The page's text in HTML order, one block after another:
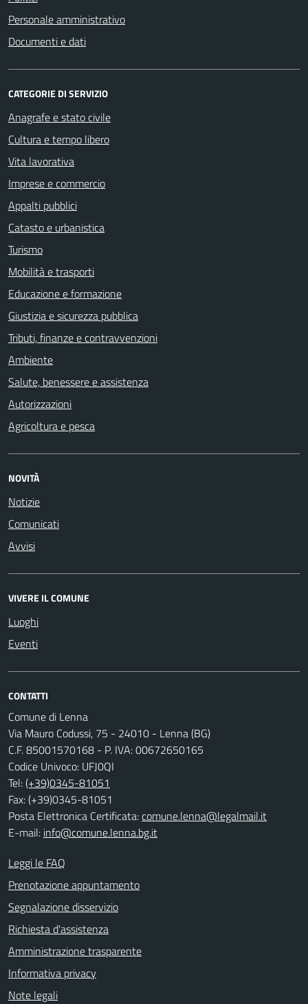
Personale amministrativo
Documenti e dati
CATEGORIE DI SERVIZIO
Anagrafe e stato civile
Cultura e tempo libero
Vita lavorativa
Imprese e commercio
Appalti pubblici
Catasto e urbanistica
Turismo
Mobilità e trasporti
Educazione e formazione
Giustizia e sicurezza pubblica
Tributi, finanze e contravvenzioni
Ambiente
Salute, benessere e assistenza
Autorizzazioni
Agricoltura e pesca
NOVITÀ
Notizie
Comunicati
Avvisi
VIVERE IL COMUNE
Luoghi
Eventi
CONTATTI
Comune di Lenna
Via Mauro Codussi, 75 - 24010 - Lenna (BG)
C.F. 85001570168 - P. IVA: 00672650165
Codice Univoco: UFJ0QI
Tel:(+39)0345-81051
Fax: (+39)0345-81051
Posta Elettronica Certificata:comune.lenna@legalmail.it
E-mail: info@comune.lenna.bg.it
Leggi le FAQ
Prenotazione appuntamento
Segnalazione disservizio
Richiesta d'assistenza
Amministrazione trasparente
Informativa privacy
Note legali